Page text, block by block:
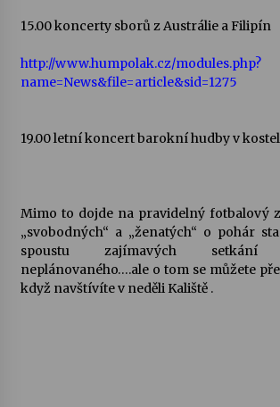
22. 7. 2026
17. 7. 2026
Ozvěny prázdnin
14. 7. 2026
Za kulturou kousek za
15.00 koncerty sborů z Austrálie a Filipín
http://www.humpolak.cz/modules.php?
name=News&file=article&sid=1275
19.00 letní koncert barokní hudby v
Mimo to dojde na pravidelný fotbalový
„svobodných“ a „ženatých“ o pohár
spoustu zajímavých
neplánovaného….ale o tom se můžete
když navštívíte v neděli Kaliště .